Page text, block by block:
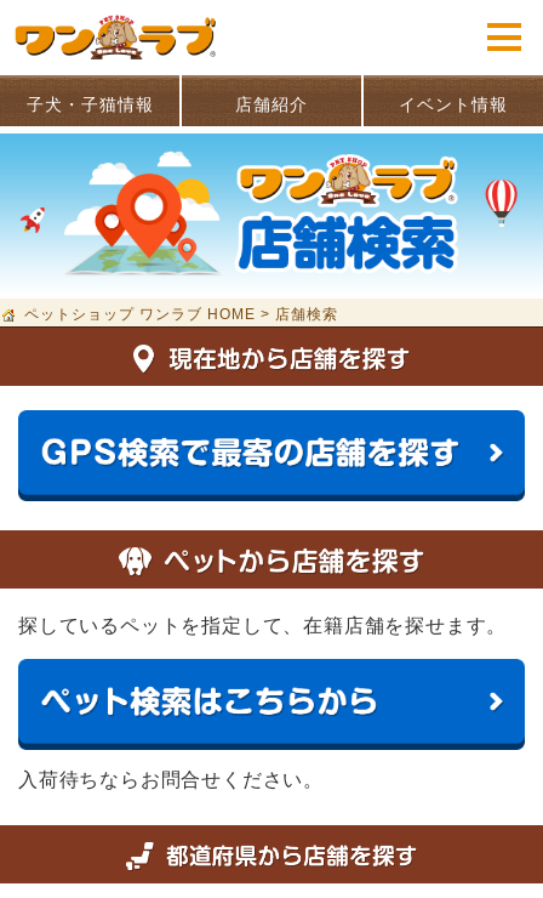
子犬・子猫情報 店舗紹介 イベント情報
ペットショップ ワンラブ HOME > 店舗検索
探しているペットを指定して、在籍店舗を探せます。
入荷待ちならお問合せください。